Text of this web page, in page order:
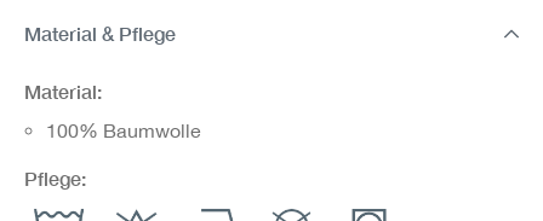
Material & Pflege
Material:
100% Baumwolle
Pflege: